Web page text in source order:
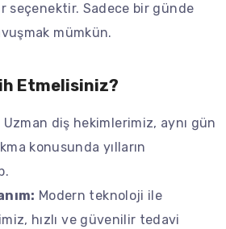
seçenektir. Sadece bir günde
mümkün.
Etmelisiniz?
Uzman diş hekimlerimiz, aynı gün
konusunda yılların
Modern teknoloji ile
hızlı ve güvenilir tedavi